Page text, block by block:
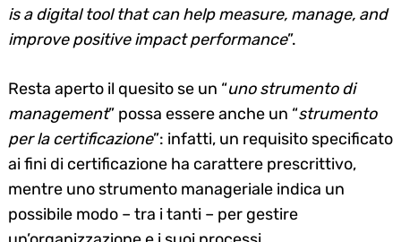
is a digital tool that can help measure, manage, and
improve positive impact performance”.
Resta aperto il quesito se un “uno strumento di
management” possa essere anche un “strumento
per la certificazione”: infatti, un requisito specificato
ai fini di certificazione ha carattere prescrittivo,
mentre uno strumento manageriale indica un
possibile modo – tra i tanti – per gestire